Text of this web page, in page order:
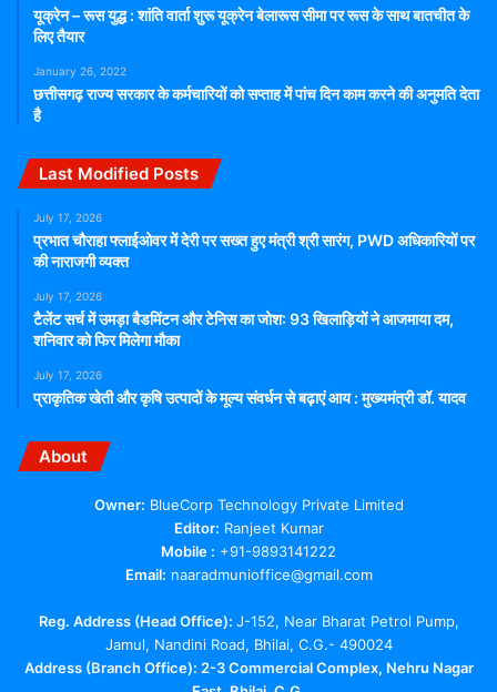
यूक्रेन – रूस युद्ध : शांति वार्ता शुरू यूक्रेन बेलारूस सीमा पर रूस के साथ बातचीत के
लिए तैयार
January 26, 2022
छत्तीसगढ़ राज्य सरकार के कर्मचारियों को सप्ताह में पांच दिन काम करने की अनुमति देता
है
Last Modified Posts
July 17, 2026
प्रभात चौराहा फ्लाईओवर में देरी पर सख्त हुए मंत्री श्री सारंग, PWD अधिकारियों पर
की नाराजगी व्यक्त
July 17, 2026
टैलेंट सर्च में उमड़ा बैडमिंटन और टेनिस का जोश: 93 खिलाड़ियों ने आजमाया दम,
शनिवार को फिर मिलेगा मौका
July 17, 2026
प्राकृतिक खेती और कृषि उत्पादों के मूल्य संवर्धन से बढ़ाएं आय : मुख्यमंत्री डॉ. यादव
About
Owner: BlueCorp Technology Private Limited
Editor: Ranjeet Kumar
Mobile : +91-9893141222
Email: naaradmunioffice@gmail.com
Reg. Address (Head Office): J-152, Near Bharat Petrol Pump,
Jamul, Nandini Road, Bhilai, C.G.- 490024
Address (Branch Office): 2-3 Commercial Complex, Nehru Nagar